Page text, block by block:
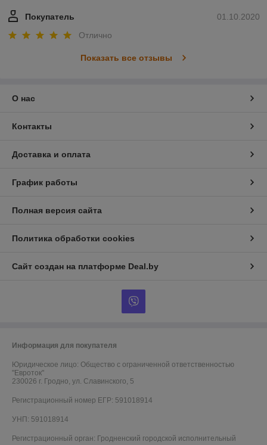
01.10.2020
Покупатель
Отлично
Показать все отзывы
О нас
Контакты
Доставка и оплата
График работы
Полная версия сайта
Политика обработки cookies
Сайт создан на платформе Deal.by
Информация для покупателя
Юридическое лицо: Общество с ограниченной ответственностью
"Евроток"
230026 г. Гродно, ул. Славинского, 5
Регистрационный номер ЕГР: 591018914
УНП: 591018914
Регистрационный орган: Гродненский городской исполнительный